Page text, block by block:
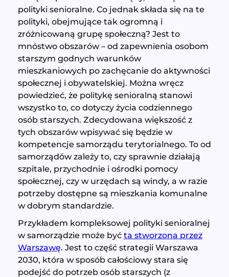
polityki senioralne. Co jednak składa się na te
polityki, obejmujące tak ogromną i
zróżnicowaną grupę społeczną? Jest to
mnóstwo obszarów – od zapewnienia osobom
starszym godnych warunków
mieszkaniowych po zachęcanie do aktywności
społecznej i obywatelskiej. Można wręcz
powiedzieć, że politykę senioralną stanowi
wszystko to, co dotyczy życia codziennego
osób starszych. Zdecydowana większość z
tych obszarów wpisywać się będzie w
kompetencje samorządu terytorialnego. To od
samorządów zależy to, czy sprawnie działają
szpitale, przychodnie i ośrodki pomocy
społecznej, czy w urzędach są windy, a w razie
potrzeby dostępne są mieszkania komunalne
w dobrym standardzie.
Przykładem kompleksowej polityki senioralnej
w samorządzie może być ta stworzona przez
Warszawę. Jest to część strategii Warszawa
2030, która w sposób całościowy stara się
podejść do potrzeb osób starszych (z